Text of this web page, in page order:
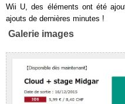
Wii U, des éléments ont été
ajouts de dernières minutes !
Galerie images